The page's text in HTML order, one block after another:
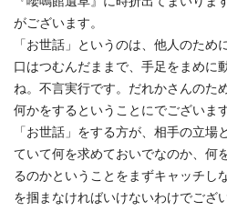
がございます。
「お世話」というのは、他人のため
口はつむんだままで、手足をまめに
ね。不言実行です。だれかさんのた
何かをするということにでございま
「お世話」をする方が、相手の立場
ていて何を求めておいでなのか、何
るのかということをまずキャッチし
を掴まなければいけないわけでござ